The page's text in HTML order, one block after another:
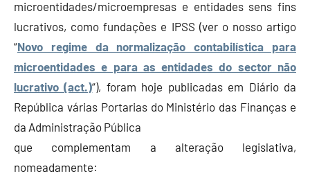
microentidades/microempresas e entidades sens fins
lucrativos, como fundações e IPSS (ver o nosso artigo
“Novo regime da normalização contabilística para
microentidades e para as entidades do sector não
lucrativo (act.)“), foram hoje publicadas em Diário da
República várias Portarias do Ministério das Finanças e
da Administração Pública
que complementam a alteração legislativa,
nomeadamente: